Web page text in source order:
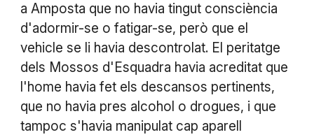
a Amposta que no havia tingut consciència
d'adormir-se o fatigar-se, però que el
vehicle se li havia descontrolat. El peritatge
dels Mossos d'Esquadra havia acreditat que
l'home havia fet els descansos pertinents,
que no havia pres alcohol o drogues, i que
tampoc s'havia manipulat cap aparell